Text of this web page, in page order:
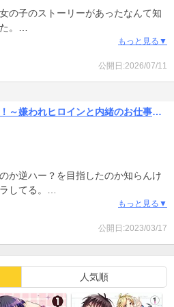
の子のストーリーがあったなんて知
。
は制服だから分かるとして、日常に
、さすがの地雷系も毎日同じ服着な
。ごめんなさい（笑）
普段自分を地味だと思ってる子が化
て思えるメンタルは羨ましいと思い
イメージを大切にされている感じ
じを出すよう描いている』みたいな
イド喫茶やコンカフェは現実だと18
です。
までですが（笑）
もっと見る▼
公開日:2026/07/11
ヒロインたるもの！～嫌われヒロインと内緒のお仕事～ 分冊版
か逆ハー？を目指したのか知らんけ
してる。
なれない。まあこれは個人的にだか
ど。
れるかもしれないです
もっと見る▼
公開日:2023/03/17
人気順